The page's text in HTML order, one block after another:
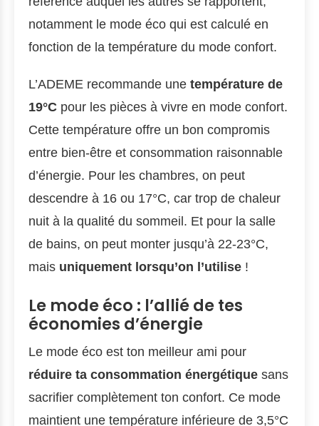
notamment le mode éco qui est calculé en
fonction de la température du mode confort.
L’ADEME recommande une température de
19°C pour les pièces à vivre en mode confort.
Cette température offre un bon compromis
entre bien-être et consommation raisonnable
d’énergie. Pour les chambres, on peut
descendre à 16 ou 17°C, car trop de chaleur
nuit à la qualité du sommeil. Et pour la salle
de bains, on peut monter jusqu’à 22-23°C,
mais uniquement lorsqu’on l’utilise !
Le mode éco : l’allié de tes
économies d’énergie
Le mode éco est ton meilleur ami pour
réduire ta consommation énergétique sans
sacrifier complètement ton confort. Ce mode
maintient une température inférieure de 3,5°C